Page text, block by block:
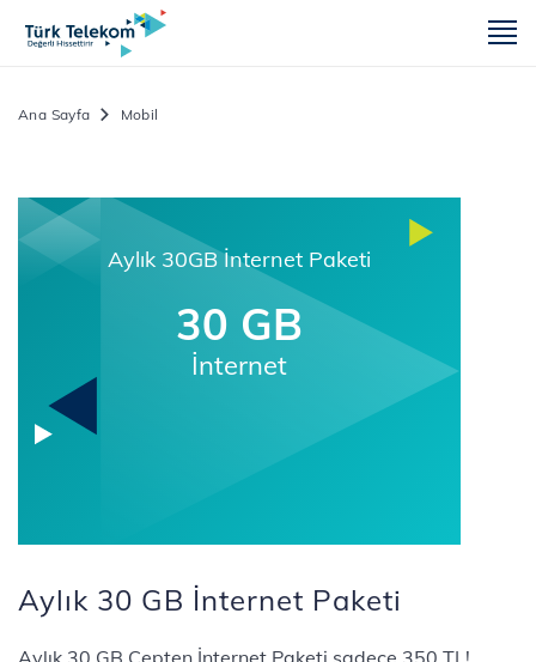
Ana Sayfa Mobil
Aylık 30GB İnternet Paketi
30 GB
İnternet
Aylık 30 GB İnternet Paketi
Aylık 30 GB Cepten İnternet Paketi sadece 350 TL!